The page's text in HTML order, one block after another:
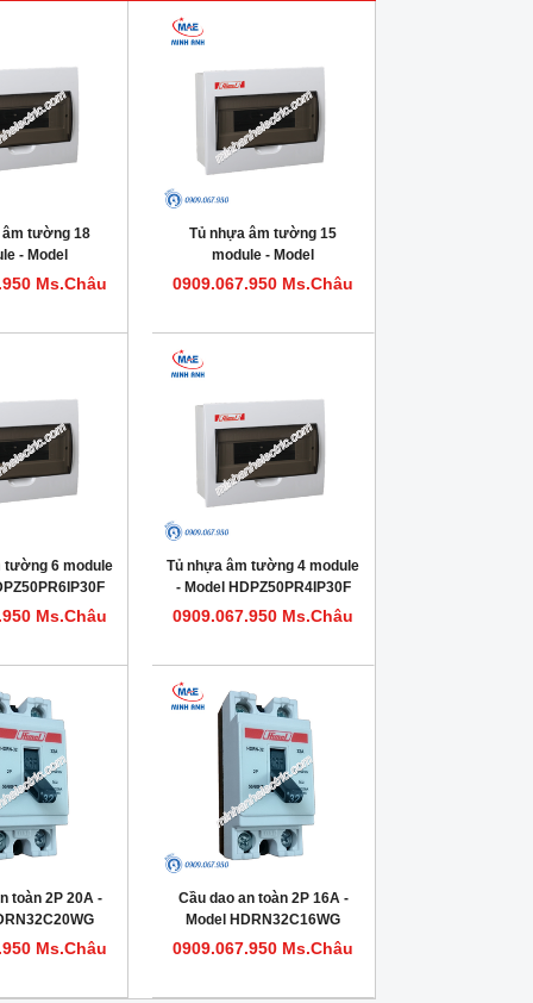
âm tường 18
- Model
Ms.Châu
Tủ nhựa âm tường 15
module - Model
HDPZ50PR15IP30F
0909.067.950 Ms.Châu
tường 6 module
Ms.Châu
Tủ nhựa âm tường 4 module
- Model HDPZ50PR4IP30F
0909.067.950 Ms.Châu
toàn 2P 20A -
Ms.Châu
Cầu dao an toàn 2P 16A -
Model HDRN32C16WG
0909.067.950 Ms.Châu